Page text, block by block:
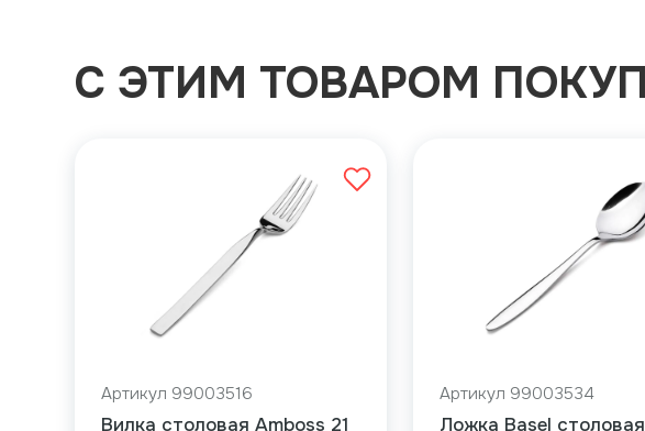
С ЭТИМ ТОВАРОМ
Артикул 99003516
Вилка столовая Amboss 21
Артикул 99003534
Ложка Basel